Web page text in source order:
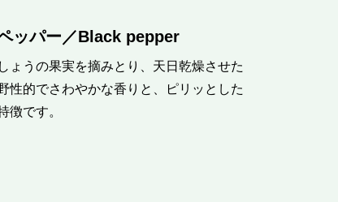
ッパー／Black pepper
ょうの果実を摘みとり、天日乾燥させた
性的でさわやかな香りと、ピリッとした
徴です。